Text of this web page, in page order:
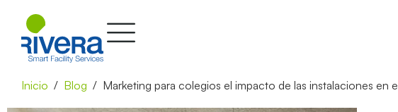
Inicio Blog Marketing para colegios el impacto de las instalaciones en